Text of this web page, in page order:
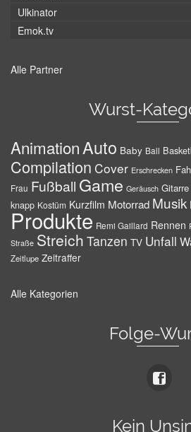
Ulkinator
Emok.tv
Alle Partner
Wurst-
AnimationAuto Baby Ball
Compilation Cover Erschrecken
Frau Fußball Game Geräusch Gitarre
knapp Kostüm Kurzfilm Motorrad Musik
Produkte Remi Gaillard Rennen
Straße Streich Tanzen TV Unfall
Zeitlupe Zeitraffer
Alle Kategorien
Folge-
Kein